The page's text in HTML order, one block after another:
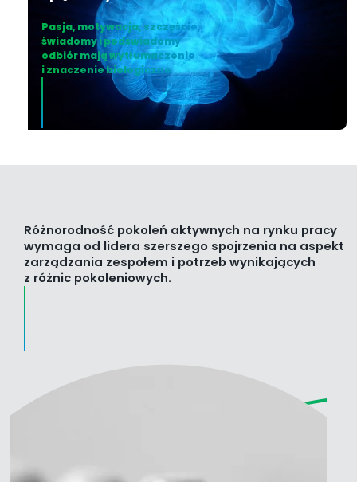
Pasja, motywacja, szczęście,
świadomy i podświadomy
odbiór mają wytłumaczenie
i znaczenie biologiczne
Różnorodność pokoleń aktywnych na rynku pracy
wymaga od lidera szerszego spojrzenia na aspekt
zarządzania zespołem i potrzeb wynikających
z różnic pokoleniowych.